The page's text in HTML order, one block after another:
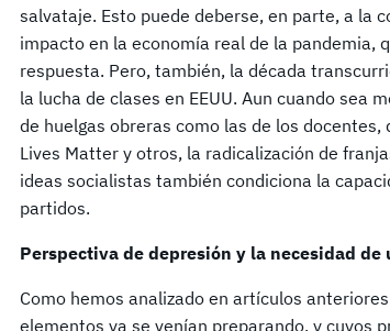
salvataje. Esto puede deberse, en parte, a la
impacto en la economía real de la pandemia,
respuesta. Pero, también, la década
la lucha de clases en EEUU. Aun cuando sea
de huelgas obreras como las de los
Lives Matter y otros, la radicalización de
ideas socialistas también condiciona la
partidos.
Perspectiva de depresión y la necesidad
Como hemos analizado en artículos
elementos ya se venían preparando, y cuyos